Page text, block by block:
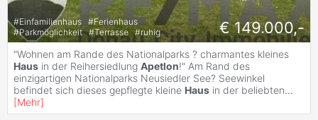
#Einfamilienhaus #Ferienhaus
#Parkmöglichkeit #Terrasse #ruhig € 149.000,-
"Wohnen am Rande des Nationalparks ? charmantes kleines
Haus in der Reihersiedlung Apetlon!" Am Rand des
einzigartigen Nationalparks Neusiedler See? Seewinkel
befindet sich dieses gepflegte kleine Haus in der beliebten...
[Mehr]